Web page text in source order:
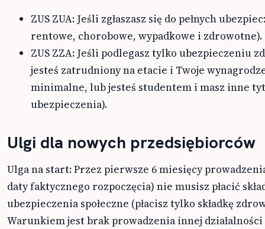
ZUS ZUA: Jeśli zgłaszasz się do pełnych
rentowe, chorobowe, wypadkowe i zdrowotne).
ZUS ZZA: Jeśli podlegasz tylko ubezpieczeniu
jesteś zatrudniony na etacie i Twoje
minimalne, lub jesteś studentem i masz inne
ubezpieczenia).
Ulgi dla nowych przedsiębiorców
Ulga na start: Przez pierwsze 6 miesięcy
daty faktycznego rozpoczęcia) nie musisz płacić
ubezpieczenia społeczne (płacisz tylko składkę
Warunkiem jest brak prowadzenia innej działalności